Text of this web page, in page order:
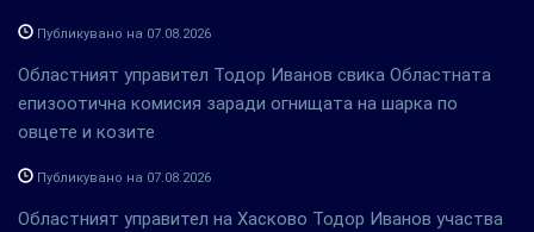
Публикувано на 07.08.2026
Областният управител Тодор Иванов свика Областната
епизоотична комисия заради огнищата на шарка по
овцете и козите
Публикувано на 07.08.2026
Областният управител на Хасково Тодор Иванов участва